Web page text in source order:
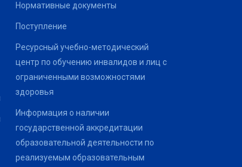
Нормативные документы
Поступление
Ресурсный учебно-методический
центр по обучению инвалидов и лиц с
ограниченными возможностями
здоровья
Информация о наличии
государственной аккредитации
образовательной деятельности по
реализуемым образовательным